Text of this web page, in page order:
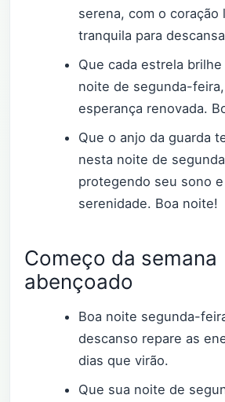
serena, com o coração
tranquila para
Que cada estrela
noite de segunda-
esperança renovada.
Que o anjo da guarda
nesta noite de
protegendo seu sono
serenidade. Boa noite!
Começo da semana
abençoado
Boa noite segunda-
descanso repare as
dias que virão.
Que sua noite de